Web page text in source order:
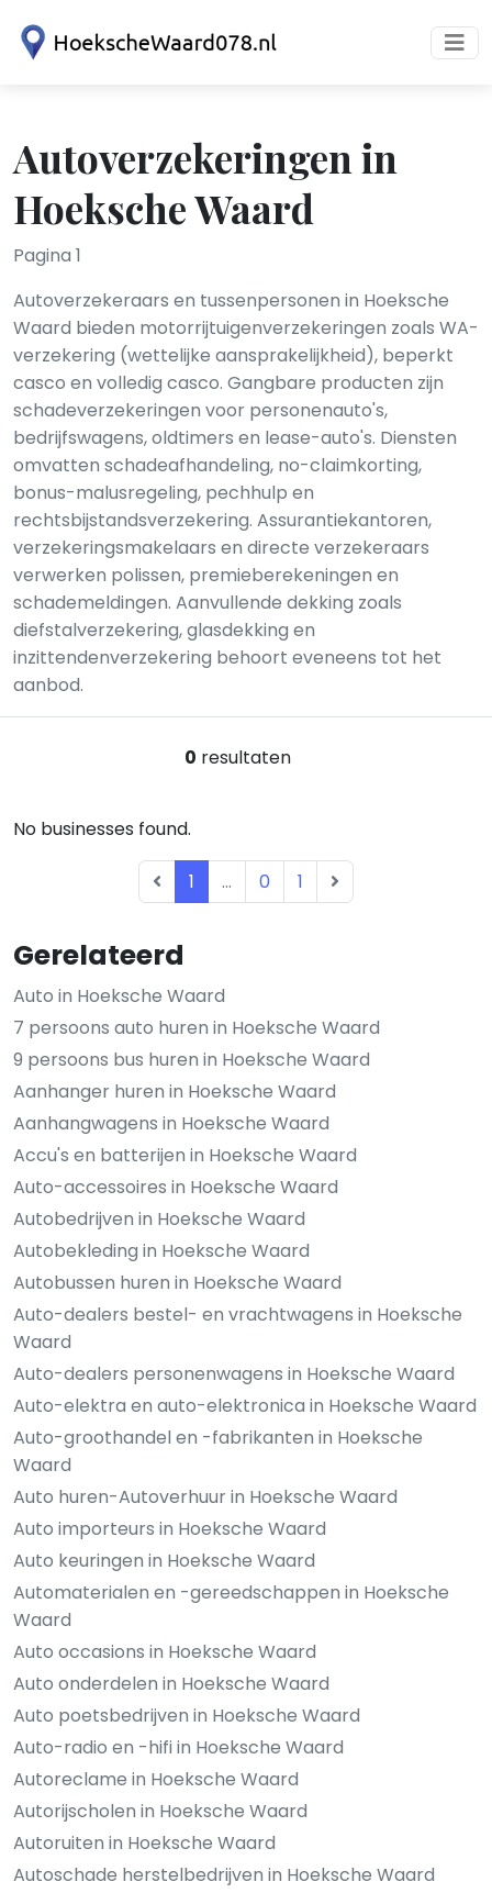
Autoverzekeringen in
Hoeksche Waard
Pagina 1
Autoverzekeraars en tussenpersonen in Hoeksche
Waard bieden motorrijtuigenverzekeringen zoals WA-
verzekering (wettelijke aansprakelijkheid), beperkt
casco en volledig casco. Gangbare producten zijn
schadeverzekeringen voor personenauto's,
bedrijfswagens, oldtimers en lease-auto's. Diensten
omvatten schadeafhandeling, no-claimkorting,
bonus-malusregeling, pechhulp en
rechtsbijstandsverzekering. Assurantiekantoren,
verzekeringsmakelaars en directe verzekeraars
verwerken polissen, premieberekeningen en
schademeldingen. Aanvullende dekking zoals
diefstalverzekering, glasdekking en
inzittendenverzekering behoort eveneens tot het
aanbod.
Gerelateerd
Auto in Hoeksche Waard
7 persoons auto huren in Hoeksche Waard
9 persoons bus huren in Hoeksche Waard
Aanhanger huren in Hoeksche Waard
Aanhangwagens in Hoeksche Waard
Accu's en batterijen in Hoeksche Waard
Auto-accessoires in Hoeksche Waard
Autobedrijven in Hoeksche Waard
Autobekleding in Hoeksche Waard
Autobussen huren in Hoeksche Waard
Auto-dealers bestel- en vrachtwagens in Hoeksche
Waard
Auto-dealers personenwagens in Hoeksche Waard
Auto-elektra en auto-elektronica in Hoeksche Waard
Auto-groothandel en -fabrikanten in Hoeksche
Waard
Auto huren-Autoverhuur in Hoeksche Waard
Auto importeurs in Hoeksche Waard
Auto keuringen in Hoeksche Waard
Automaterialen en -gereedschappen in Hoeksche
Waard
Auto occasions in Hoeksche Waard
Auto onderdelen in Hoeksche Waard
Auto poetsbedrijven in Hoeksche Waard
Auto-radio en -hifi in Hoeksche Waard
Autoreclame in Hoeksche Waard
Autorijscholen in Hoeksche Waard
Autoruiten in Hoeksche Waard
Autoschade herstelbedrijven in Hoeksche Waard
0 resultaten
No businesses found.
1 ... 0 1